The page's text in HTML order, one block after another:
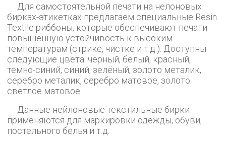
Для самостоятельной печати на нелоновых
бирках-этикетках предлагаем специальные Resin
Textile риббоны, которые обеспечивают печати
повышенную устойчивость к высоким
температурам (стрике, чистке и т.д.). Доступны
следующие цвета: чёрный, белый, красный,
темно-синий, синий, зелёный, золото металик,
серебро металик, серебро матовое, золото
светлое матовое.
Данные нейлоновые текстильные бирки
применяются для маркировки одежды, обуви,
постельного белья и т.д.